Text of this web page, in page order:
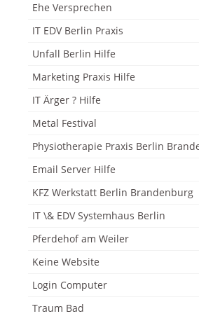
Ehe Versprechen
IT EDV Berlin Praxis
Unfall Berlin Hilfe
Marketing Praxis Hilfe
IT Ärger ? Hilfe
Metal Festival
Physiotherapie Praxis Berlin
Email Server Hilfe
KFZ Werkstatt Berlin Brandenburg
IT \& EDV Systemhaus Berlin
Pferdehof am Weiler
Keine Website
Login Computer
Traum Bad